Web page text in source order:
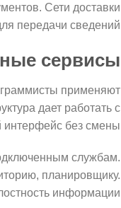
Сети доставки
передачи сведений.
сервисы
применяют
дает работать с
без смены.
службам.
планировщику.
информации.